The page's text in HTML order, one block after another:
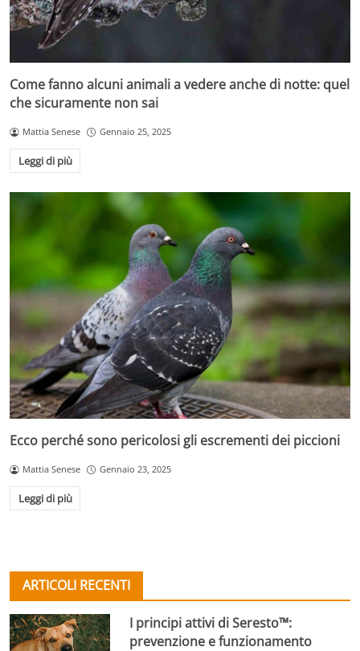
Come fanno alcuni animali a vedere anche di notte: quel
che sicuramente non sai
Mattia Senese Gennaio 25, 2025
Leggi di più
Ecco perché sono pericolosi gli escrementi dei piccioni
Mattia Senese Gennaio 23, 2025
Leggi di più
ARTICOLI RECENTI
I principi attivi di Seresto™:
prevenzione e funzionamento